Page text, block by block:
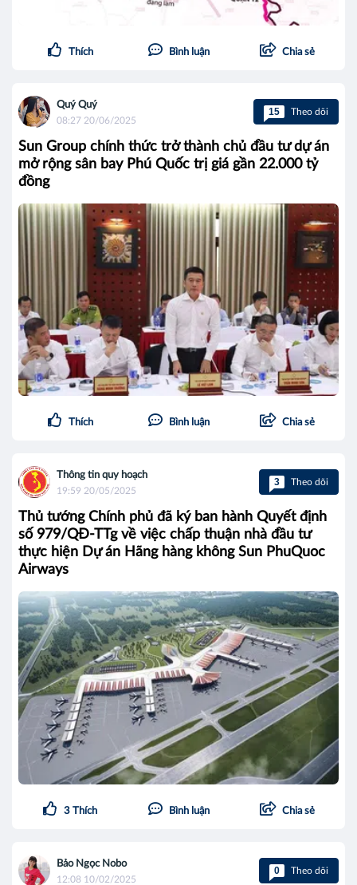
Thích Bình luận Chia sẻ
Quý Quý
08:27 20/06/2025
15 Theo dõi
Sun Group chính thức trở thành chủ đầu tư dự án
mở rộng sân bay Phú Quốc trị giá gần 22.000 tỷ
đồng
Thích Bình luận Chia sẻ
Thông tin quy hoạch
19:59 20/05/2025
3 Theo dõi
Thủ tướng Chính phủ đã ký ban hành Quyết định
số 979/QĐ-TTg về việc chấp thuận nhà đầu tư
thực hiện Dự án Hãng hàng không Sun PhuQuoc
Airways
3 Thích Bình luận Chia sẻ
Bảo Ngọc Nobo
12:08 10/02/2025
0 Theo dõi